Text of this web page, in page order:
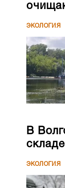
ЭКОЛОГИЯ
В
ЭКОЛОГИЯ